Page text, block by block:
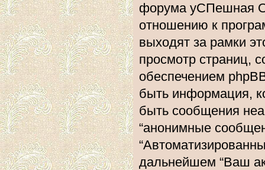
форума уСПешная
отношению к
выходят за рамки
просмотр страниц,
обеспечением
быть информация,
быть сообщения
“анонимные
дальнейшем “Ваш